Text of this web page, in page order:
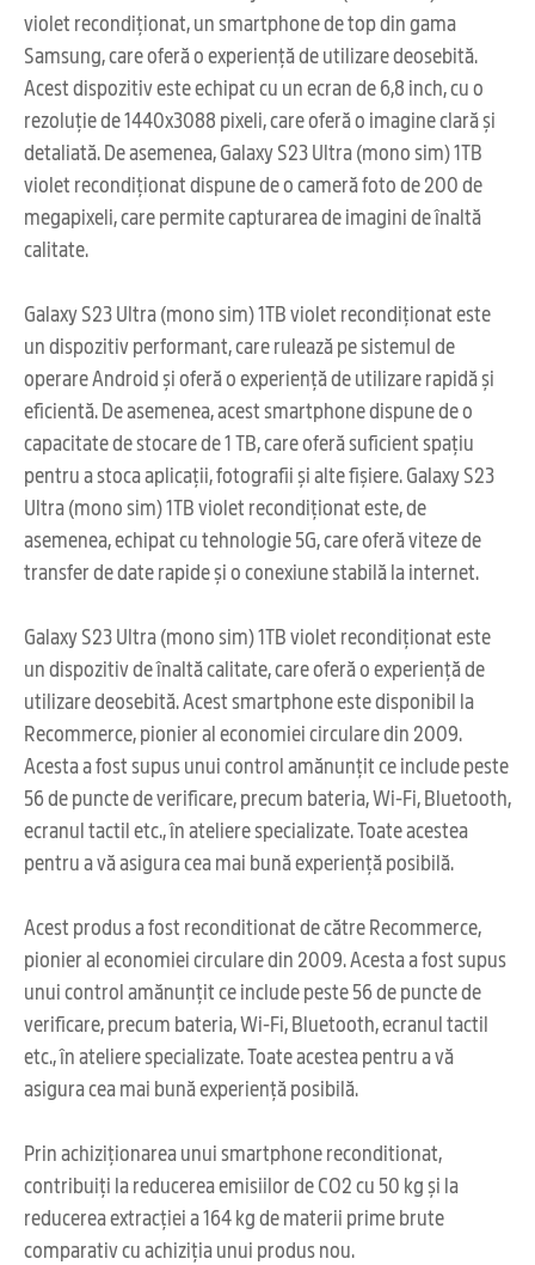
violet recondiționat, un smartphone de top din gama
Samsung, care oferă o experiență de utilizare deosebită.
Acest dispozitiv este echipat cu un ecran de 6,8 inch, cu o
rezoluție de 1440x3088 pixeli, care oferă o imagine clară și
detaliată. De asemenea, Galaxy S23 Ultra (mono sim) 1TB
violet recondiționat dispune de o cameră foto de 200 de
megapixeli, care permite capturarea de imagini de înaltă
calitate.
Galaxy S23 Ultra (mono sim) 1TB violet recondiționat este
un dispozitiv performant, care rulează pe sistemul de
operare Android și oferă o experiență de utilizare rapidă și
eficientă. De asemenea, acest smartphone dispune de o
capacitate de stocare de 1 TB, care oferă suficient spațiu
pentru a stoca aplicații, fotografii și alte fișiere. Galaxy S23
Ultra (mono sim) 1TB violet recondiționat este, de
asemenea, echipat cu tehnologie 5G, care oferă viteze de
transfer de date rapide și o conexiune stabilă la internet.
Galaxy S23 Ultra (mono sim) 1TB violet recondiționat este
un dispozitiv de înaltă calitate, care oferă o experiență de
utilizare deosebită. Acest smartphone este disponibil la
Recommerce, pionier al economiei circulare din 2009.
Acesta a fost supus unui control amănunțit ce include peste
56 de puncte de verificare, precum bateria, Wi-Fi, Bluetooth,
ecranul tactil etc., în ateliere specializate. Toate acestea
pentru a vă asigura cea mai bună experiență posibilă.
Acest produs a fost reconditionat de către Recommerce,
pionier al economiei circulare din 2009. Acesta a fost supus
unui control amănunțit ce include peste 56 de puncte de
verificare, precum bateria, Wi-Fi, Bluetooth, ecranul tactil
etc., în ateliere specializate. Toate acestea pentru a vă
asigura cea mai bună experiență posibilă.
Prin achiziționarea unui smartphone reconditionat,
contribuiți la reducerea emisiilor de CO2 cu 50 kg și la
reducerea extracției a 164 kg de materii prime brute
comparativ cu achiziția unui produs nou.